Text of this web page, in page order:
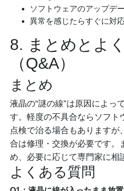
ソフトウェアのアップデ
異常を感じたらすぐに対
8. まとめとよ
（Q&A）
まとめ
液晶の“謎の線”は原因によっ
す。軽度の不具合ならソフト
点検で治る場合もありますが
合は修理・交換が必要です。
め、必要に応じて専門家に相
よくある質問